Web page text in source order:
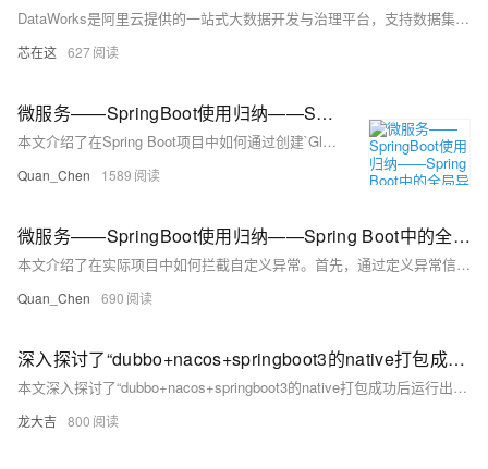
DataWorks是阿里云提供的一站式大数据开发与治理平台，支持数据集成、数据开发、数据服务、数据质量管理、数据安全管理等全流程数据处理。在使用DataWorks过程中，可能会遇到各种操作报错。以下是一些常见的报错情况及其可能的原因和解决方法。
芯在这 627
微服务——SpringBoot使用归纳——Spring Boot中的全局异常处理——处理系统异常
本文介绍了在Spring Boot项目中如何通过创建`GlobalExceptionHandler`类来全局处理系统异常。通过使用`@ControllerAdvice`注解，可以拦截项目中的各种异常，并结合`@ExceptionHandler`注解针对特定异常（如参数缺失、空指针等）进行定制化处理。文中详细展示了处理参数缺失异常和空指针异常的示例代码，并说明了通过拦截`Exception`父类实现统一异常处理的方法。虽然拦截`Exception`可一劳永逸，但为便于问题排查，建议优先处理常见异常，最后再兜底处理未知异常，确保返回给调用方的信息友好且明确。
Quan_Chen 1589
微服务——SpringBoot使用归纳——Spring Boot中的全局异常处理——拦截自定义异常
本文介绍了在实际项目中如何拦截自定义异常。首先，通过定义异常信息枚举类 `BusinessMsgEnum`，统一管理业务异常的代码和消息。接着，创建自定义业务异常类 `BusinessErrorException`，并在其构造方法中传入枚举类以实现异常信息的封装。最后，利用 `GlobalExceptionHandler` 拦截并处理自定义异常，返回标准的 JSON 响应格式。文章还提供了示例代码和测试方法，展示了全局异常处理在 Spring Boot 项目中的应用价值。
Quan_Chen 690
深入探讨了“dubbo+nacos+springboot3的native打包成功后运行出现异常”的原因及解决方案
本文深入探讨了“dubbo+nacos+springboot3的native打包成功后运行出现异常”的原因及解决方案。通过检查GraalVM版本兼容性、配置反射列表、使用代理类、检查配置文件、禁用不支持的功能、查看日志文件、使用GraalVM诊断工具和调整GraalVM配置等步骤，帮助开发者快速定位并解决问题，确保服务的正常运行。
龙大吉 800